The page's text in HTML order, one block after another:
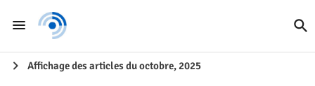
Affichage des articles du octobre, 2025